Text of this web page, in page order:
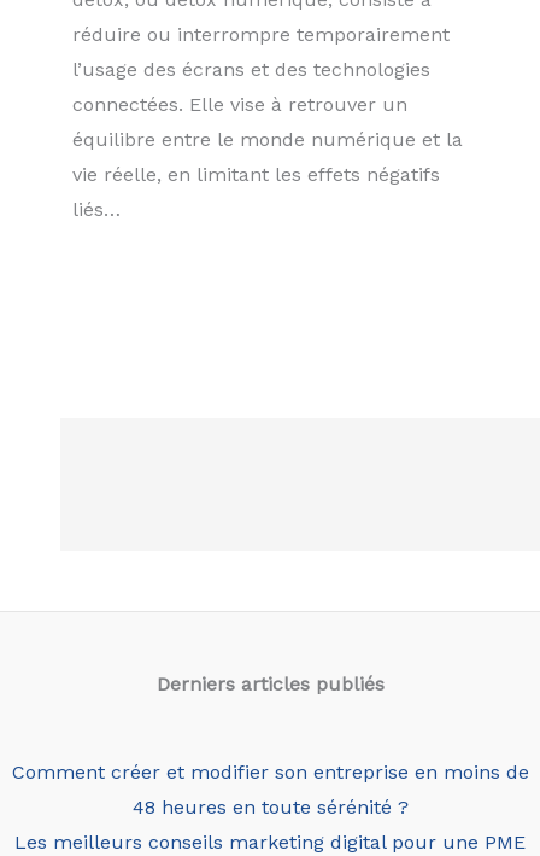
réduire ou interrompre temporairement
l’usage des écrans et des technologies
connectées. Elle vise à retrouver un
équilibre entre le monde numérique et la
vie réelle, en limitant les effets négatifs
liés…
Derniers articles publiés
Comment créer et modifier son entreprise en moins de
48 heures en toute sérénité ?
Les meilleurs conseils marketing digital pour une PME